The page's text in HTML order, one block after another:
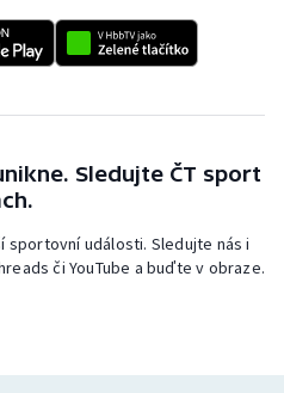
Sledujte ČT sport
sportovní události. Sledujte nás i
či YouTube a buďte v obraze.